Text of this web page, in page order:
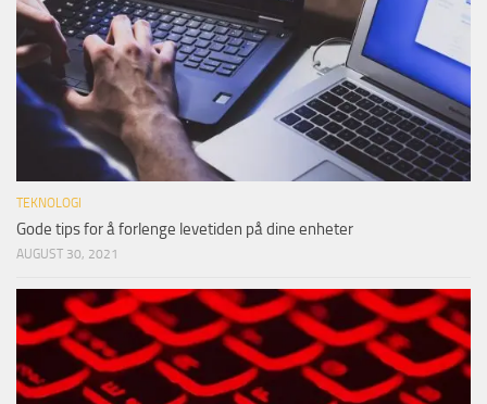
TEKNOLOGI
Gode tips for å forlenge levetiden på dine enheter
AUGUST 30, 2021